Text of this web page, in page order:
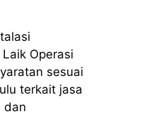
Operasi
sesuai
terkait jasa
dan